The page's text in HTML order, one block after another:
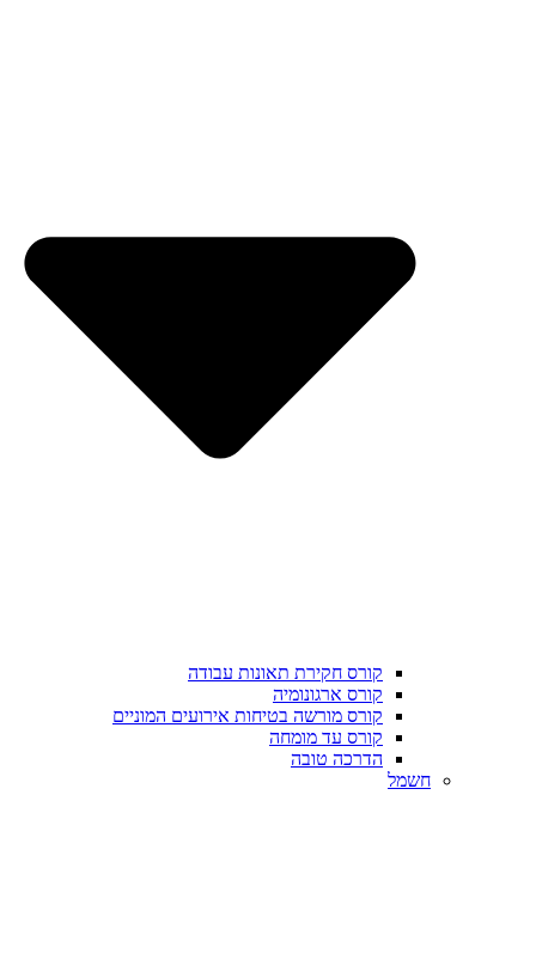
קורס חקירת תאונות עבודה
קורס ארגונומיה
קורס מורשה בטיחות אירועים המוניים
קורס עד מומחה
הדרכה טובה
חשמל